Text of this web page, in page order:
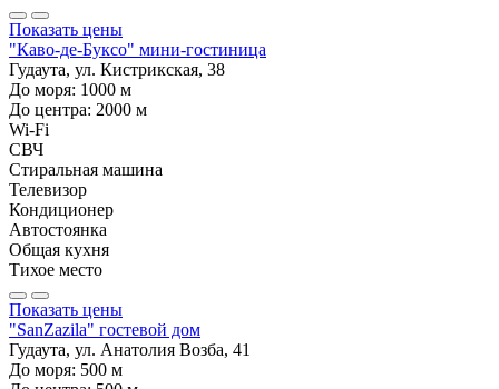
Показать цены
"Каво-де-Буксо" мини-гостиница
Гудаута, ул. Кистрикская, 38
До моря: 1000 м
До центра: 2000 м
Wi-Fi
СВЧ
Стиральная машина
Телевизор
Кондиционер
Автостоянка
Общая кухня
Тихое место
Показать цены
"SanZazila" гостевой дом
Гудаута, ул. Анатолия Возба, 41
До моря: 500 м